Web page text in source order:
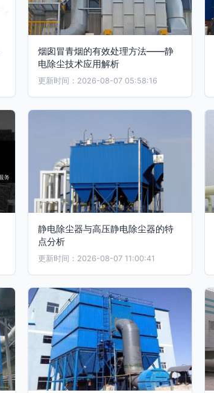
烟囱冒青烟的有效处理方法——静
电除尘技术应用解析
更新时间：2026-08-07 05:58:16
静电除尘器与高压静电除尘器的特
点分析
更新时间：2026-08-07 11:00:41